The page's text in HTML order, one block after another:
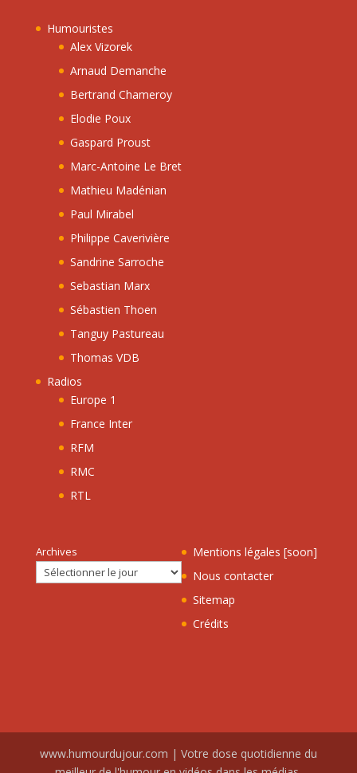
Humouristes
Alex Vizorek
Arnaud Demanche
Bertrand Chameroy
Elodie Poux
Gaspard Proust
Marc-Antoine Le Bret
Mathieu Madénian
Paul Mirabel
Philippe Caverivière
Sandrine Sarroche
Sebastian Marx
Sébastien Thoen
Tanguy Pastureau
Thomas VDB
Radios
Europe 1
France Inter
RFM
RMC
RTL
Archives
Mentions légales [soon]
Nous contacter
Sitemap
Crédits
www.humourdujour.com | Votre dose quotidienne du